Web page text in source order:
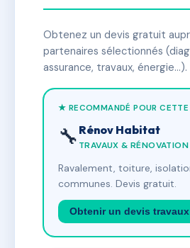
Obtenez un devis gratuit
partenaires sélectionnés
assurance, travaux, énergie…).
★ RECOMMANDÉ POUR CETTE
🔧 Rénov Habitat
TRAVAUX & RÉNOVATION
Ravalement, toiture,
communes. Devis gratuit.
Obtenir un devis travaux